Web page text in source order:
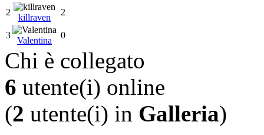
2
killraven
2
3
Valentina
0
Chi è collegato
6 utente(i) online
(2 utente(i) in Galleria)